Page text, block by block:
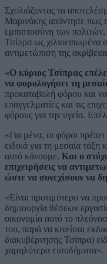
Σχολιάζοντας τα
Μαρινάκης απάντησε πως
εμπιστοσύνη των πολιτών,
Τσίπρα ως
αντιμετώπιση της
«Ο κύριος Τσίπρας
να φορολογήσει τη
προκαταβολή φόρου και να
επαγγελματίες και τις
φόρους για την υγεία.
«Για μένα, οι φόροι
ειδικά για τη μεσαία τάξη
αυτό κάνουμε. Και ο
επιχειρήσεις να
ώστε να συνεχίσουν να
«Είναι προτιμότερο να
δημιουργία θέσεων
οικονομία αυτό το
του, παρά να κινείσαι
διακυβέρνησης Τσίπρα)
χαμηλότερα εισοδήματα».